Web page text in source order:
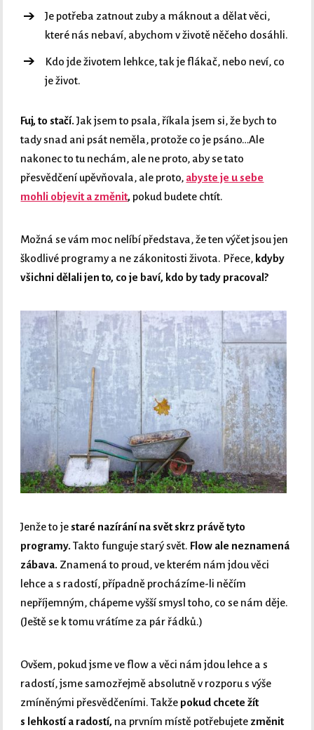
Je potřeba zatnout zuby a máknout a dělat věci,
které nás nebaví, abychom v životě něčeho dosáhli.
Kdo jde životem lehkce, tak je flákač, nebo neví, co
je život.
Fuj, to stačí.Jak jsem to psala, říkala jsem si, že bych to
tady snad ani psát neměla, protože co je psáno…Ale
nakonec to tu nechám, ale ne proto, aby se tato
přesvědčení upěvňovala, ale proto, abyste je u sebe
mohli objevit a změnit, pokud budete chtít.
Možná se vám moc nelíbí představa, že ten výčet jsou jen
škodlivé programy a ne zákonitosti života. Přece, kdyby
všichni dělali jen to, co je baví, kdo by tady pracoval?
Jenže to je staré nazírání na svět skrz právě tyto
programy. Takto funguje starý svět. Flow ale neznamená
zábava. Znamená to proud, ve kterém nám jdou věci
lehce a s radostí, případně procházíme-li něčím
nepříjemným, chápeme vyšší smysl toho, co se nám děje.
(Ještě se k tomu vrátíme za pár řádků.)
Ovšem, pokud jsme ve flow a věci nám jdou lehce a s
radostí, jsme samozřejmě absolutně v rozporu s výše
zmíněnými přesvědčeními. Takže pokud chcete žít
s lehkostí a radostí, na prvním místě potřebujete změnit